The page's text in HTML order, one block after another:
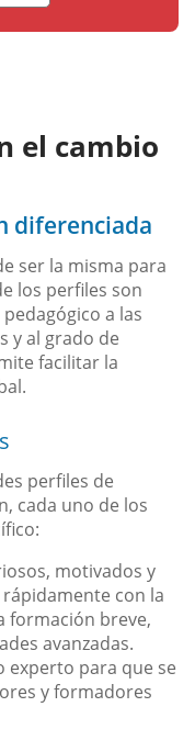
el cambio
diferenciada
ser la misma para
los perfiles son
a las
y al grado de
facilitar la
perfiles de
cada uno de los
motivados y
con la
formación breve,
avanzadas.
experto para que se
y formadores